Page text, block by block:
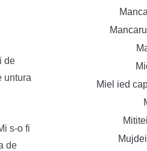
de
untura
s-o fi
de
Miel ied